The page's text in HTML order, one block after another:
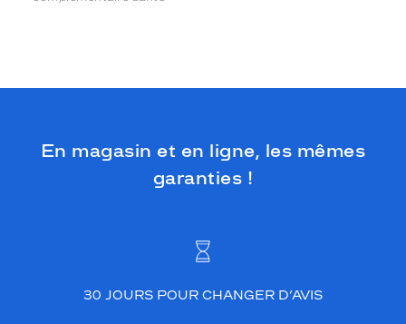
En magasin et en ligne, les mêmes
garanties !
30 JOURS POUR CHANGER D’AVIS